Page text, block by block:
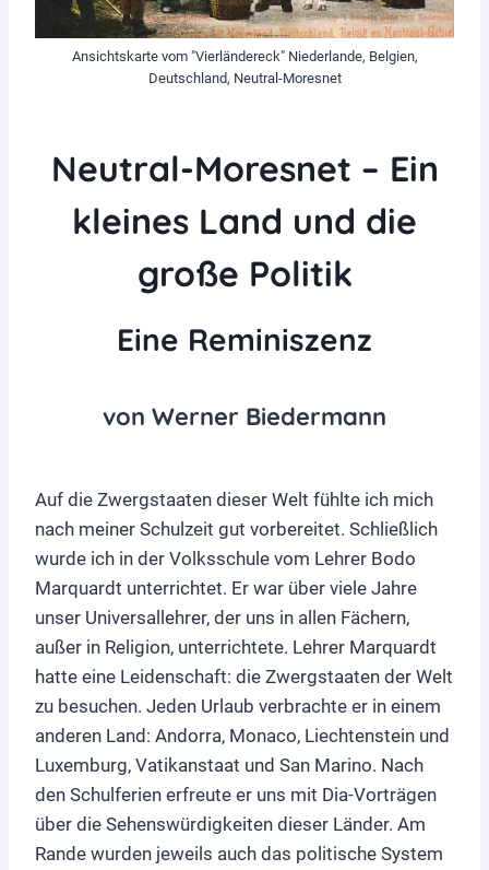
Ansichtskarte vom "Vierländereck" Niederlande, Belgien,
Deutschland, Neutral-Moresnet
Neutral-Moresnet – Ein
kleines Land und die
große Politik
Eine Reminiszenz
von Werner Biedermann
Auf die Zwergstaaten dieser Welt fühlte ich mich
nach meiner Schulzeit gut vorbereitet. Schließlich
wurde ich in der Volksschule vom Lehrer Bodo
Marquardt unterrichtet. Er war über viele Jahre
unser Universallehrer, der uns in allen Fächern,
außer in Religion, unterrichtete. Lehrer Marquardt
hatte eine Leidenschaft: die Zwergstaaten der Welt
zu besuchen. Jeden Urlaub verbrachte er in einem
anderen Land: Andorra, Monaco, Liechtenstein und
Luxemburg, Vatikanstaat und San Marino. Nach
den Schulferien erfreute er uns mit Dia-Vorträgen
über die Sehenswürdigkeiten dieser Länder. Am
Rande wurden jeweils auch das politische System